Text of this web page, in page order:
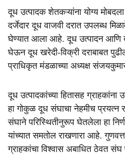
दूध उत्पादक शेतकऱ्यांना योग्य
दर्जेदार दूध वाजवी दरात उपलब्ध
घेण्यात आला आहे. दूध उत्पादन आणि
घेऊन दूध खरेदी-विक्री दराबाबत
प्राधिकृत मंडळाच्या अध्यक्ष
दूध उत्पादकांच्या हितासह ग्राहकांना
हा गोकुळ दूध संघाचा नेहमीच
संघाने परिस्थितीनुरूप घेतलेला हा
यांच्यात समतोल राखणारा आहे.
ग्राहकांचा विश्वास अबाधित ठेवत संघ